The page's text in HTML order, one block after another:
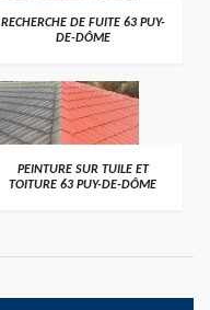
RECHERCHE DE FUITE 63 PUY-
DE-DÔME
PEINTURE SUR TUILE ET
TOITURE 63 PUY-DE-DÔME